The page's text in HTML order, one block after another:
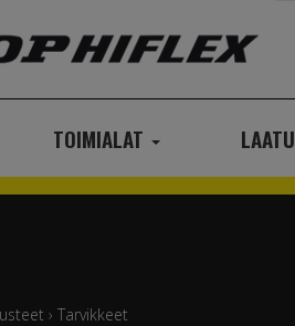
TOIMIALAT LAATU
› Tarvikkeet